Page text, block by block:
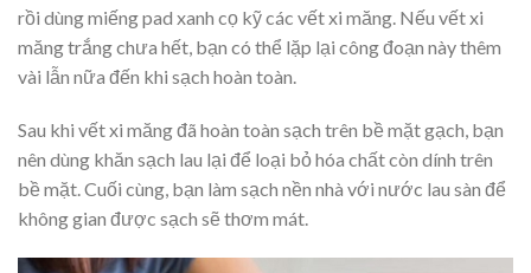
rồi dùng miếng pad xanh cọ kỹ các vết xi măng. Nếu vết xi
măng trắng chưa hết, bạn có thể lặp lại công đoạn này thêm
vài lẫn nữa đến khi sạch hoàn toàn.
Sau khi vết xi măng đã hoàn toàn sạch trên bề mặt gạch, bạn
nên dùng khăn sạch lau lại để loại bỏ hóa chất còn dính trên
bề mặt. Cuối cùng, bạn làm sạch nền nhà với nước lau sàn để
không gian được sạch sẽ thơm mát.